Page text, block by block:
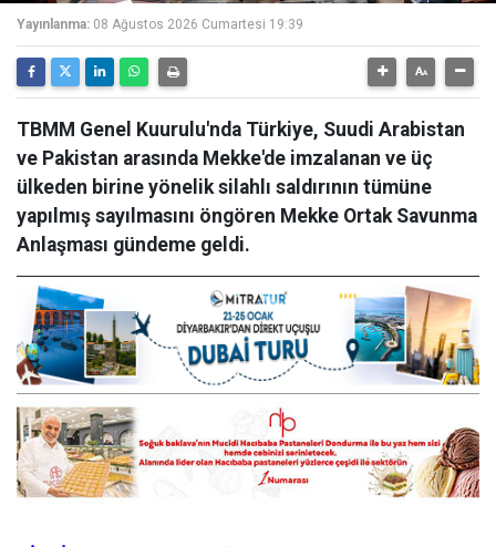
Yayınlanma: 08 Ağustos 2026 Cumartesi 19:39
TBMM Genel Kuurulu'nda Türkiye, Suudi Arabistan
ve Pakistan arasında Mekke'de imzalanan ve üç
ülkeden birine yönelik silahlı saldırının tümüne
yapılmış sayılmasını öngören Mekke Ortak Savunma
Anlaşması gündeme geldi.